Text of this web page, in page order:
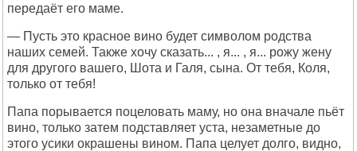
передаёт его маме.
— Пусть это красное вино будет символом родства
наших семей. Также хочу сказать... , я... , я... рожу жену
для другого вашего, Шота и Галя, сына. От тебя, Коля,
только от тебя!
Папа порывается поцеловать маму, но она вначале пьёт
вино, только затем подставляет уста, незаметные до
этого усики окрашены вином. Папа целует долго, видно,